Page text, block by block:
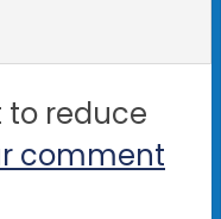
to reduce
comment